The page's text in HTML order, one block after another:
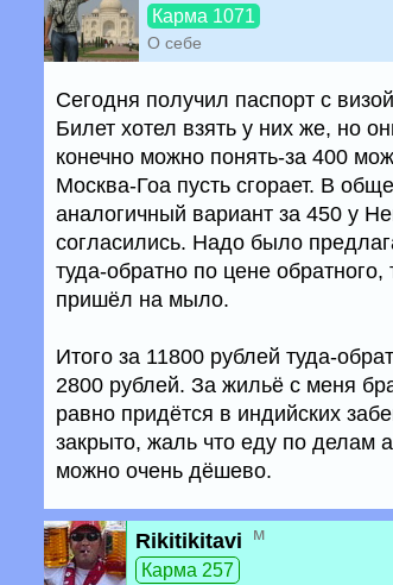
Карма 1071
О себе
Сегодня получил паспорт с
Билет хотел взять у них же, но
конечно можно понять-за 400
Москва-Гоа пусть сгорает. В
аналогичный вариант за 450 у
согласились. Надо было
туда-обратно по цене
пришёл на мыло.
Итого за 11800 рублей туда-
2800 рублей. За жильё с меня
равно придётся в индийских
закрыто, жаль что еду по делам
можно очень дёшево.
Rikitikitavi
м
Карма 257